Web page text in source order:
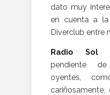
dato muy
en cuenta a
Diverclub entre
Radio Sol
pendiente
oyentes,